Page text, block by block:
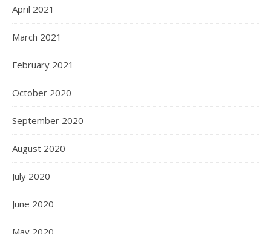
April 2021
March 2021
February 2021
October 2020
September 2020
August 2020
July 2020
June 2020